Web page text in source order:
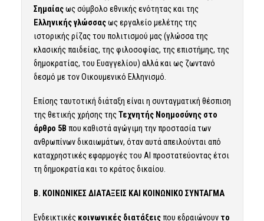
Σημαίαςως σύμβολο εθνικής ενότητας και της
Ελληνικής γλώσσαςως εργαλείο μελέτης της
ιστορικής ρίζας του πολιτισμού μας (γλώσσα της
κλασικής παιδείας, της φιλοσοφίας, της επιστήμης, της
δημοκρατίας, του Ευαγγελίου) αλλά και ως ζωντανό
δεσμό με τον Οικουμενικό Ελληνισμό.
Επίσης ταυτοτική διάταξη είναι η συνταγματική θέσπιση
της θετικής χρήσης τηςΤεχνητής Νοημοσύνης στο
άρθρο 5Β που καθιστά αγώγιμη την προστασία των
ανθρωπίνων δικαιωμάτων, όταν αυτά απειλούνται από
καταχρηστικές εφαρμογές του ΑΙ προστατεύοντας έτσι
τη δημοκρατία και το κράτος δικαίου.
Β. ΚΟΙΝΩΝΙΚΕΣ ΔΙΑΤΑΞΕΙΣ ΚΑΙ ΚΟΙΝΩΝΙΚΟ ΣΥΝΤΑΓΜΑ
Ενδεικτικέςκοινωνικές διατάξειςπου εδραιώνουντο